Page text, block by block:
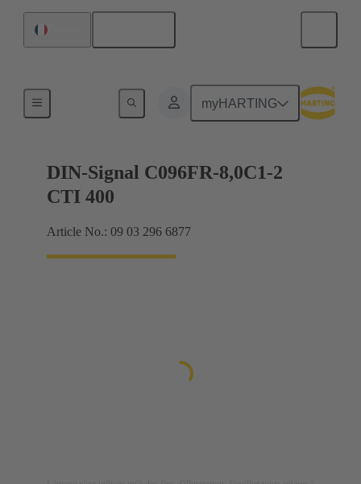
myHARTING
Raccordement carte mère à carte fille
DIN-Signal C096FR-8,0C1-2
CTI 400
Article No.: 09 03 296 6877